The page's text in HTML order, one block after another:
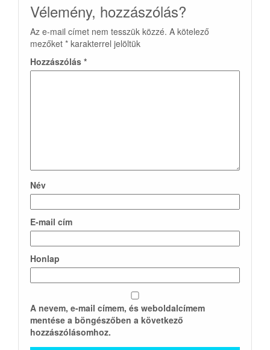
Vélemény, hozzászólás?
Az e-mail címet nem tesszük közzé. A kötelező
mezőket * karakterrel jelöltük
Hozzászólás *
Név
E-mail cím
Honlap
A nevem, e-mail címem, és weboldalcímem
mentése a böngészőben a következő
hozzászólásomhoz.